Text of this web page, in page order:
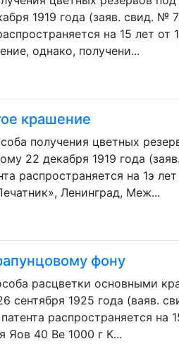
1919 года (заяв. свид. №
на 15 лет от
однако, получени...
крашение
получения цветных
22 декабря 1919 года
распространяется на 1э
Ленинград, Меж...
фону
расцветки основными
сентября 1925 года (ваяв.
распространяется на
Яов 40 Be 1000 г К...